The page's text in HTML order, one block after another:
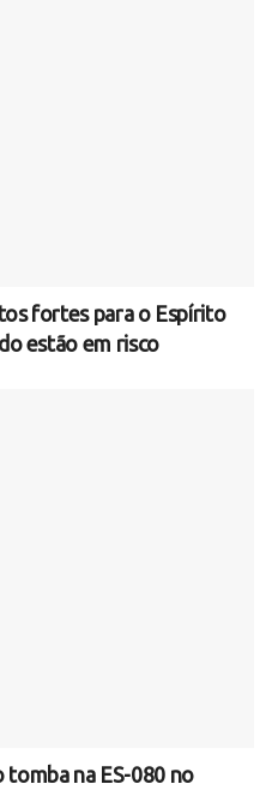
fortes para o Espírito
estão em risco
na ES-080 no